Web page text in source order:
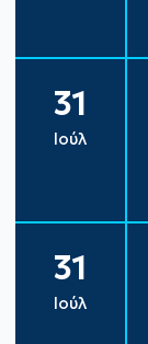
31
Ιούλ
31
Ιούλ